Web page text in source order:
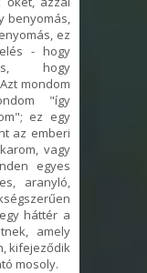
benyomás,
ez
- hogy
hogy
mondom
"így
ez egy
az emberi
vagy
egyes
aranyló,
háttér a
amely
kifejeződik
mosoly.